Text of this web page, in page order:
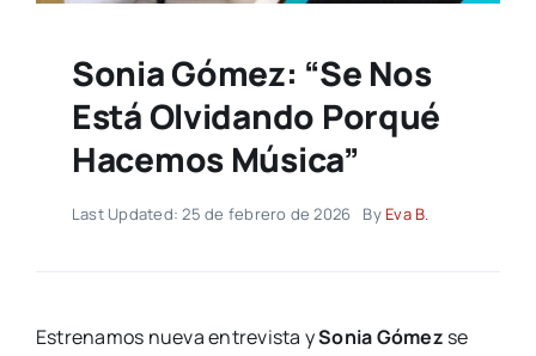
Sonia Gómez: “Se Nos
Está Olvidando Porqué
Hacemos Música”
Last Updated: 25 de febrero de 2026 By Eva B.
Estrenamos nueva entrevista ySonia Gómez se